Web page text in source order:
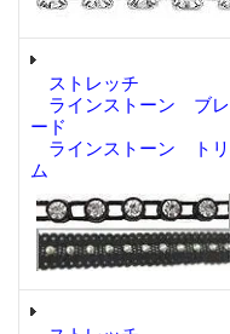
ストレッチ
ラインストーン ブレ
ード
ラインストーン トリ
ム